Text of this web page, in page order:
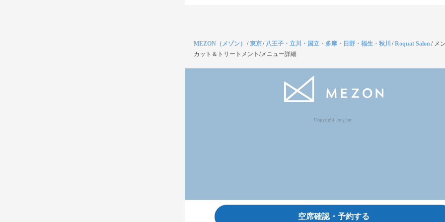
MEZON（メゾン） /東京/ 八王子・立川・国立・多摩・日野・福生・秋川 /Roquat Salon/ メ
カット＆トリートメント/メニュー詳細
Copyright Jocy inc.
空席確認・予約する